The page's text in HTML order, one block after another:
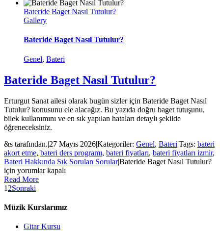
Bateride Baget Nasıl Tutulur?
Gallery
Bateride Baget Nasıl Tutulur?
Genel, Bateri
Bateride Baget Nasıl Tutulur?
Erturgut Sanat ailesi olarak bugün sizler için Bateride Baget Nasıl
Tutulur? konusunu ele alacağız. Bu yazıda doğru baget tutuşunu,
bilek kullanımını ve en sık yapılan hataları detaylı şekilde
öğreneceksiniz.
&s tarafından.|27 Mayıs 2026|Kategoriler: Genel, Bateri|Tags: bateri
akort etme, bateri ders programı, bateri fiyatları, bateri fiyatları izmir,
Bateri Hakkında Sık Sorulan Sorular|Bateride Baget Nasıl Tutulur?
için yorumlar kapalı
Read More
1 2Sonraki
Müzik Kurslarımız
Gitar Kursu